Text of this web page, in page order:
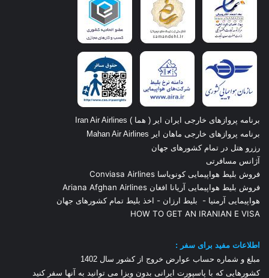
برنامه پروازهای خارجی ایران ایر ( هما ) Iran Air Airlines
برنامه پروازهای خارجی ماهان ایر Mahan Air Airlines
رزرو هتل در تمام کشورهای جهان
آژانس مسافرتی
فروش بلیط هواپیمایی کونویاسا Conviasa Airlines
فروش بلیط هواپیمایی آریانا افغان Ariana Afghan Airlines
هواپیمایی آرمنیا - بلیط ارزان - اخذ بلیط تمام کشورهای جهان
HOW TO GET AN IRANIAN E VISA
اطلاعات مفید برای سفر :
مبلغ و شماره حساب عوارض خروج از کشور سال 1 402
کشورهایی که با پاسپورت ایرانی بدون ویزا می توانید به آنها سفر کنید